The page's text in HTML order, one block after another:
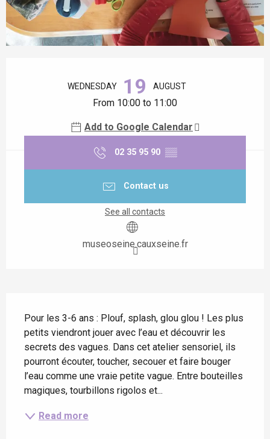
WEDNESDAY 19 AUGUST
From 10:00 to 11:00
Add to Google Calendar
02 35 95 90 ▒▒
Contact us
See all contacts
museoseine.cauxseine.fr
Pour les 3-6 ans : Plouf, splash, glou glou ! Les plus
petits viendront jouer avec l’eau et découvrir les
secrets des vagues. Dans cet atelier sensoriel, ils
pourront écouter, toucher, secouer et faire bouger
l’eau comme une vraie petite vague. Entre bouteilles
magiques, tourbillons rigolos et...
Read more